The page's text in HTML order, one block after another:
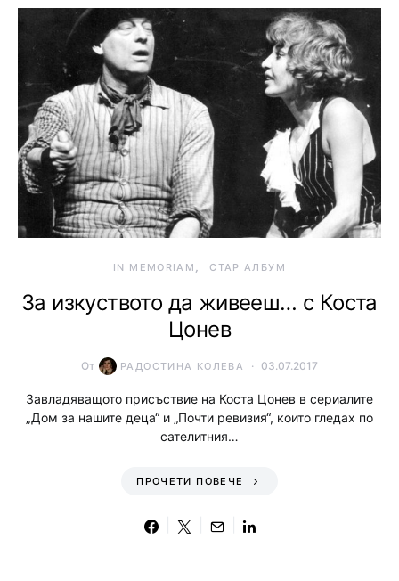
IN MEMORIAM СТАР АЛБУМ
За изкуството да живееш… с Коста
Цонев
От РАДОСТИНА КОЛЕВА 03.07.2017
Завладяващото присъствие на Коста Цонев в сериалите
„Дом за нашите деца“ и „Почти ревизия“, които гледах по
сателитния…
ПРОЧЕТИ ПОВЕЧЕ